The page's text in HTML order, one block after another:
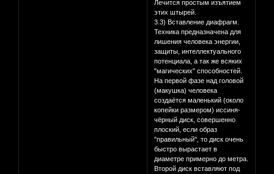
Лечится простым изъятием
этих штырей.
3.3) Вставление диафрагм.
Техника предназначена для
лишения человека энергии,
защиты, интеллектуального
потенциала, а так же всяких
"магических" способностей.
На первой фазе над головой
(макушка) человека
создаётся маленький (около
копейки размером) иссиня-
чёрный диск, совершенно
плоский, если образ
"правильный", то диск очень
быстро вырастает в
диаметре примерно до метра.
Второй диск вставляют под